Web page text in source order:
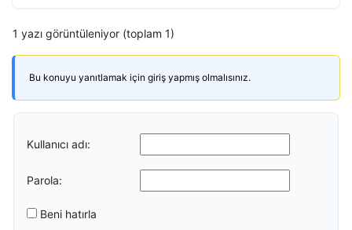
1 yazı görüntüleniyor (toplam 1)
Bu konuyu yanıtlamak için giriş yapmış olmalısınız.
Kullanıcı adı:
Parola:
Beni hatırla